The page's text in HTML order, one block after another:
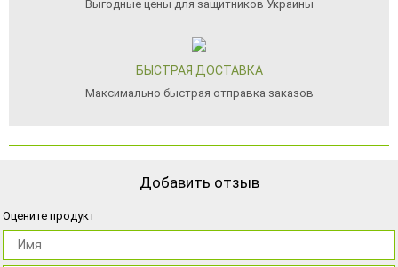
Выгодные цены для защитников Украины
БЫСТРАЯ ДОСТАВКА
Максимально быстрая отправка заказов
Добавить отзыв
Оцените продукт